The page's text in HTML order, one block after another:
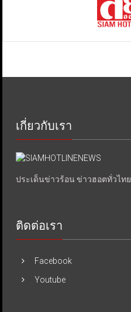
เกี่ยวกับเรา
ประเด็นข่าวร้อน ข่าวฮอตทั่วไทย.
ติดต่อเรา
Facebook
Youtube